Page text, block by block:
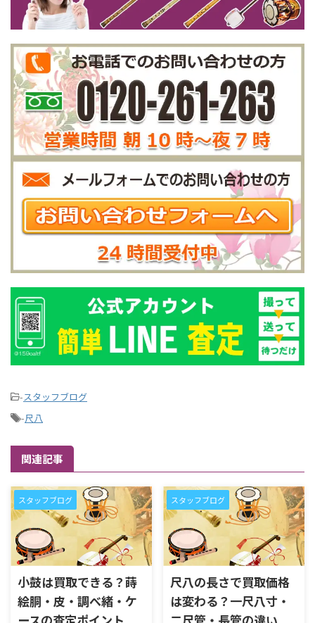
-スタッフブログ
-尺八
関連記事
スタッフブログ
小鼓は買取できる？蒔
絵胴・皮・調べ緒・ケ
スタッフブログ
尺八の長さで買取価格
は変わる？一尺八寸・